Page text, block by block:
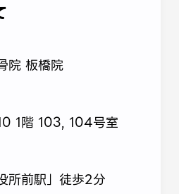
院 板橋院
1階 103, 104号室
所前駅」徒歩2分